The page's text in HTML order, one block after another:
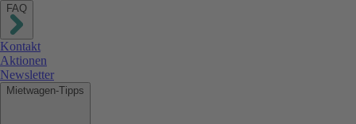
FAQ
Kontakt
Aktionen
Newsletter
Mietwagen-Tipps